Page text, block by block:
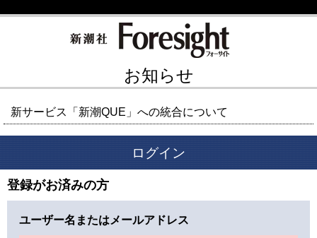
お知らせ
新サービス「新潮QUE」への統合について
ログイン
登録がお済みの方
ユーザー名またはメールアドレス